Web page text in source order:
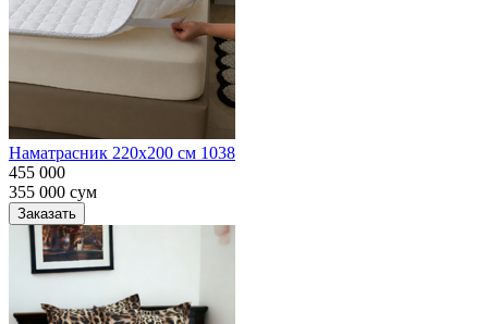
Наматрасник 220х200 см 1038
455 000
355 000 сум
Заказать